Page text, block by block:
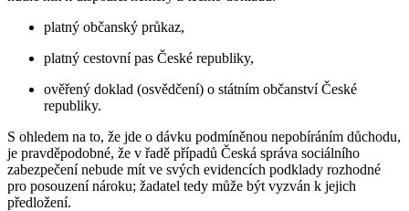
platný občanský průkaz,
platný cestovní pas České republiky,
ověřený doklad (osvědčení) o státním občanství České
republiky.
S ohledem na to, že jde o dávku podmíněnou nepobíráním důchodu,
je pravděpodobné, že v řadě případů Česká správa sociálního
zabezpečení nebude mít ve svých evidencích podklady rozhodné
pro posouzení nároku; žadatel tedy může být vyzván k jejich
předložení.